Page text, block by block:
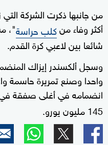
من جانبها ذكرت الشركة
أكثر وفاء منكلب حراسة"،
شائعا بين لاعبي كرة القدم.
وسجل ألكسندر إيزاك
انضمامه في أغلى صفقة في
145 مليون يورو.